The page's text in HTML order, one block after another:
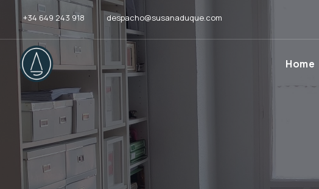
+34 649 243 918 despacho@susanaduque.com
Home